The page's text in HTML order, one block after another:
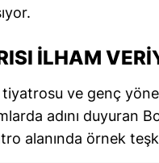
İLHAM
tiyatrosu ve genç
adını duyuran
alanında örnek